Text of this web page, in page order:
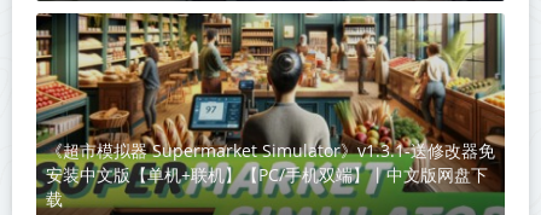
《超市模拟器 Supermarket Simulator》v1.3.1-送修改器免
安装中文版【单机+联机】【PC/手机双端】丨中文版网盘下
载